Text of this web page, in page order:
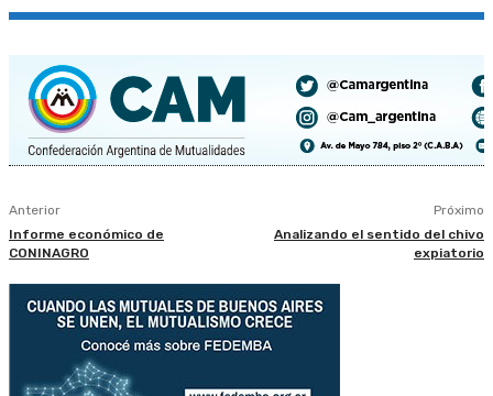
Anterior
Informe económico de
CONINAGRO
Próximo
Analizando el sentido del chivo
expiatorio